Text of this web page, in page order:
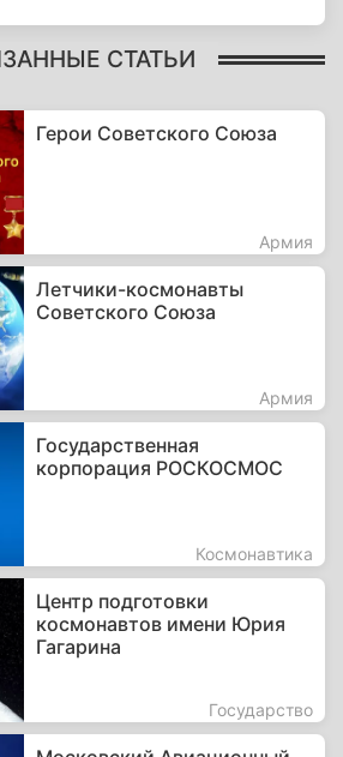
СТАТЬИ
Герои Советского Союза
Армия
Летчики-космонавты
Советского Союза
Армия
Государственная
корпорация РОСКОСМОС
Космонавтика
Центр подготовки
космонавтов имени Юрия
Гагарина
Государство